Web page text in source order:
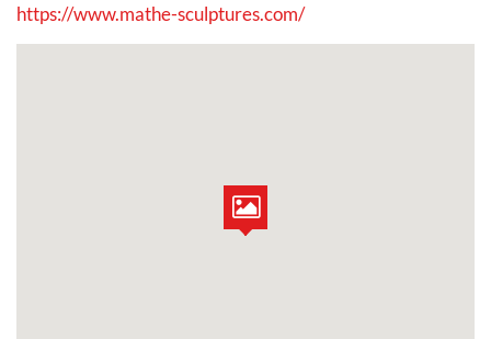
https://www.mathe-sculptures.com/